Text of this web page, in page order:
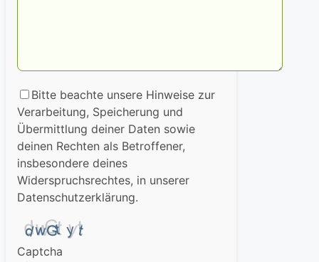
Bitte beachte unsere Hinweise zur
Verarbeitung, Speicherung und
Übermittlung deiner Daten sowie
deinen Rechten als Betroffener,
insbesondere deines
Widerspruchsrechtes, in unserer
Datenschutzerklärung.
Captcha